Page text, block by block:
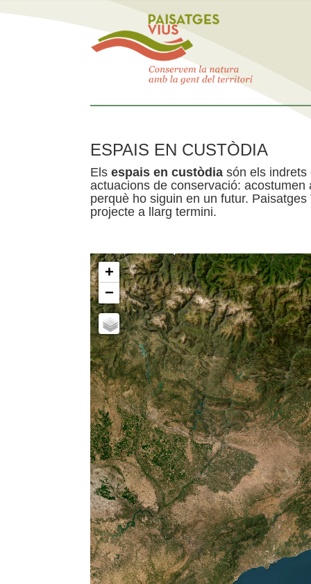
ESPAIS EN CUSTÒDIA
Els espais en custòdia són els indrets
actuacions de conservació:
perquè ho siguin en un futur.
projecte a llarg termini.
+
−